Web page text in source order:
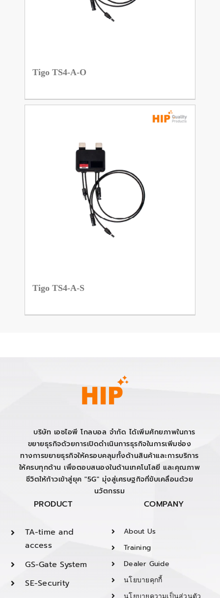
Tigo TS4-A-O
Tigo TS4-A-S
บริษัท เอชไอพี โกลบอล จำกัด ได้เพิ่มศักยภาพในการ
ขยายธุรกิจด้วยการเปิดดำเนินการธุรกิจในการเพิ่มช่อง
ทางการขยายธุรกิจให้ครอบคลุมทั้งด้านสินค้าและการบริการ
ให้ครบทุกด้าน เพื่อตอบสนองในด้านเทคโนโลยี และคุณภาพ
ชีวิตให้ก้าวเข้าสู่ยุค "5G" มุ่งสู่เศรษฐกิจที่ขับเคลื่อนด้วย
นวัตกรรม
PRODUCT
TA-time and
access
GS-Gate System
SE-Security
COMPANY
About Us
Training
Dealer Guide
นโยบายคุกกี้